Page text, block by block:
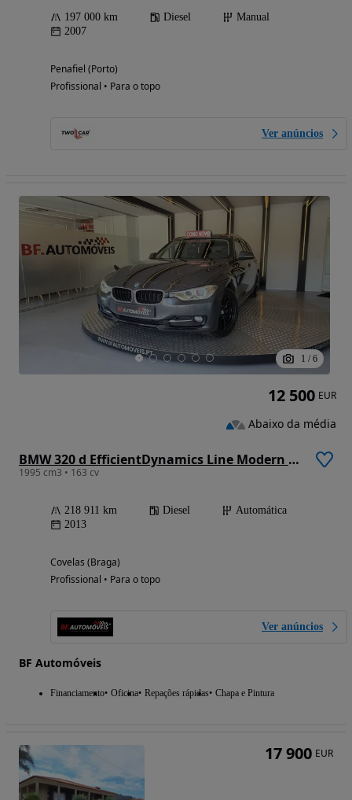
197 000 km Diesel
Manual
2007
Penafiel (Porto)
Profissional • Para o topo
Ver anúncios
1 / 6
BMW 320 d EfficientDynamics Line Modern Auto
1995 cm3 • 163 cv
218 911 km Diesel
Automática
2013
Covelas (Braga)
Profissional • Para o topo
Ver anúncios
BF Automóveis
Financiamento Oficina Repações rápidas Chapa e Pintura
12 500 EUR
Abaixo da média
17 900 EUR